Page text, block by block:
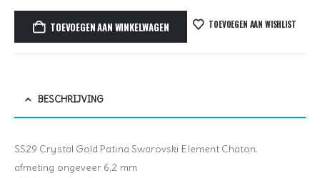
TOEVOEGEN AAN WINKELWAGEN TOEVOEGEN AAN WISHLIST
BESCHRIJVING
SS29 Crystal Gold Patina Swarovski Element Chaton.
afmeting ongeveer 6,2 mm